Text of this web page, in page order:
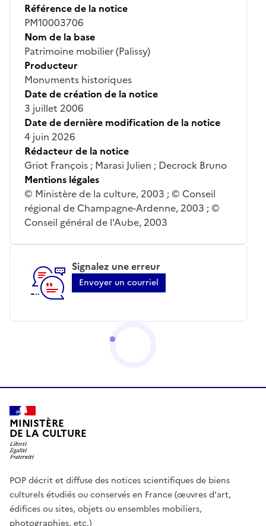
Référence de la notice
PM10003706
Nom de la base
Patrimoine mobilier (Palissy)
Producteur
Monuments historiques
Date de création de la notice
3 juillet 2006
Date de dernière modification de la notice
4 juin 2026
Rédacteur de la notice
Griot François ; Marasi Julien ; Decrock Bruno
Mentions légales
© Ministère de la culture, 2003 ; © Conseil
régional de Champagne-Ardenne, 2003 ; ©
Conseil général de l'Aube, 2003
Signalez une erreur
Envoyer un courriel
MINISTÈRE
DE LA CULTURE
POP décrit et diffuse des notices scientifiques de biens
culturels étudiés ou conservés en France (œuvres d'art,
édifices ou sites, objets ou ensembles mobiliers,
photographies, etc.)